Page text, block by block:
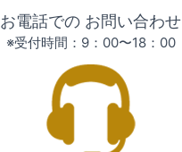
お電話での お問い合わせ
※受付時間：9：00〜18：00